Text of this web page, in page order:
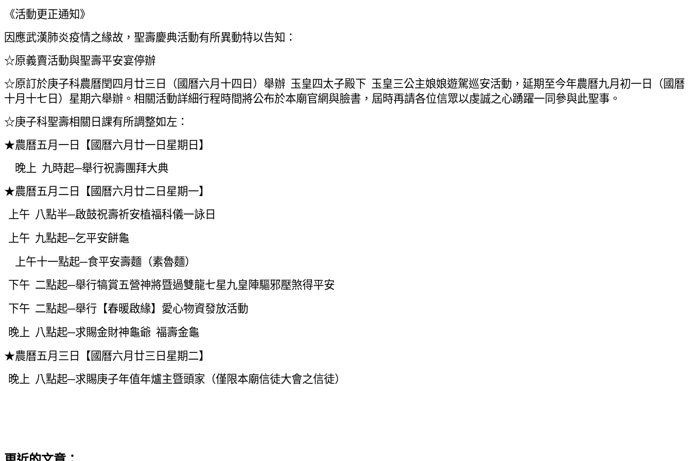
《活動更正通知》
因應武漢肺炎疫情之緣故，聖壽慶典活動有所異動特以告知：
☆原義賣活動與聖壽平安宴停辦
☆原訂於庚子科農曆閏四月廿三日（國曆六月十四日）舉辦 玉皇四太子殿下 玉皇三公主娘娘遊駕巡安活動，延期至今年農曆九月初一日（國曆
十月十七日）星期六舉辦。相關活動詳細行程時間將公布於本廟官網與臉書，屆時再請各位信眾以虔誠之心踴躍一同參與此聖事。
☆庚子科聖壽相關日課有所調整如左：
★農曆五月一日【國曆六月廿一日星期日】
晚上 九時起─舉行祝壽團拜大典
★農曆五月二日【國曆六月廿二日星期一】
上午 八點半─啟鼓祝壽祈安植福科儀一詠日
上午 九點起─乞平安餅龜
上午十一點起─食平安壽麵（素魯麵）
下午 二點起─舉行犒賞五營神將暨過雙龍七星九皇陣驅邪壓煞得平安
下午 二點起─舉行【春暖啟緣】愛心物資發放活動
晚上 八點起─求賜金財神龜爺 福壽金龜
★農曆五月三日【國曆六月廿三日星期二】
晚上 八點起─求賜庚子年值年爐主暨頭家（僅限本廟信徒大會之信徒）